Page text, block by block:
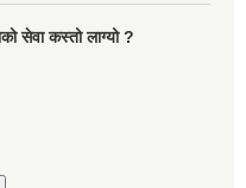
सेवा कस्तो लाग्यो ?